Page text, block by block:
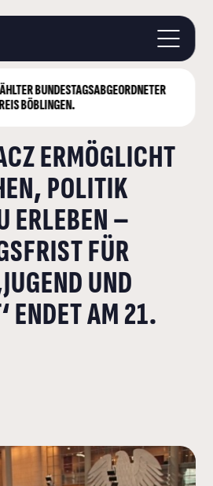
BUNDESTAGS­ABGEORDNETER
BÖBLINGEN.
BÖBLINGEN
BUNDESTAG
KONTAKT
ERMÖGLICHT
POLITIK
ERLEBEN –
FÜR
UND
ENDET AM 21.